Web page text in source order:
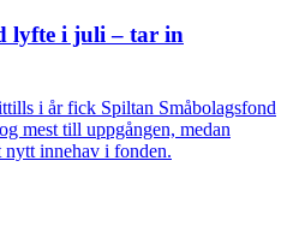
lyfte i juli – tar in
i år fick Spiltan Småbolagsfond
mest till uppgången, medan
nytt innehav i fonden.